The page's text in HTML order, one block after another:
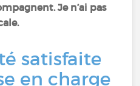
Je n’ai pas
satisfaite
en charge